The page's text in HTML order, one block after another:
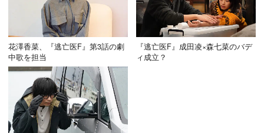
花澤香菜、『逃亡医F』第3話の劇
中歌を担当
『逃亡医F』成田凌×森七菜のバデ
ィ成立？